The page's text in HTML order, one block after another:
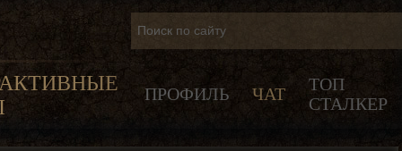
ПРОФИЛЬ ЧАТ
ТОП
СТАЛКЕР